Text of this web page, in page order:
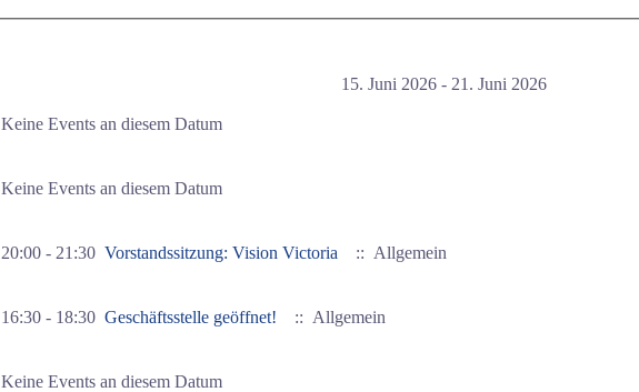
15. Juni 2026 - 21. Juni 2026
Keine Events an diesem Datum
Keine Events an diesem Datum
20:00 - 21:30 Vorstandssitzung: Vision Victoria :: Allgemein
16:30 - 18:30 Geschäftsstelle geöffnet! :: Allgemein
Keine Events an diesem Datum